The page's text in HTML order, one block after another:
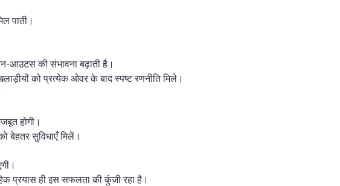
पाती।
आउटस की संभावना बढ़ाती है।
को प्रत्येक ओवर के बाद स्पष्ट रणनीति मिले।
होगी।
बेहतर सुविधाएँ मिलें।
प्रयास ही इस सफलता की कुंजी रहा है।